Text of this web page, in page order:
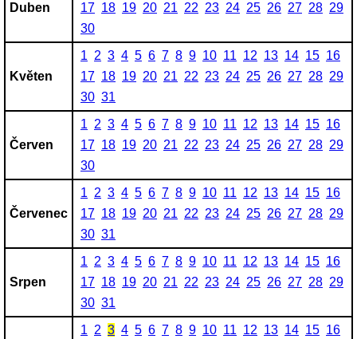
Duben
17 18 19 20 21 22 23 24 25 26 27 28 29
30
Květen
1 2 3 4 5 6 7 8 9 10 11 12 13 14 15 16
17 18 19 20 21 22 23 24 25 26 27 28 29
30 31
Červen
1 2 3 4 5 6 7 8 9 10 11 12 13 14 15 16
17 18 19 20 21 22 23 24 25 26 27 28 29
30
Červenec
1 2 3 4 5 6 7 8 9 10 11 12 13 14 15 16
17 18 19 20 21 22 23 24 25 26 27 28 29
30 31
Srpen
1 2 3 4 5 6 7 8 9 10 11 12 13 14 15 16
17 18 19 20 21 22 23 24 25 26 27 28 29
30 31
1 2 3 4 5 6 7 8 9 10 11 12 13 14 15 16